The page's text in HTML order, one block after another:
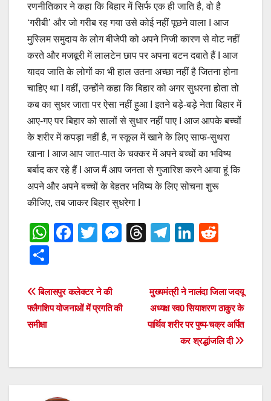
रणनीतिकार ने कहा कि बिहार में सिर्फ एक ही जाति है, वो है
‘गरीबी’ और जो गरीब रह गया उसे कोई नहीं पूछने वाला I आज
मुस्लिम समुदाय के लोग बीजेपी को अपने निजी कारण से वोट नहीं
करते और मजबूरी में लालटेन छाप पर अपना बटन दबाते हैं I आज
यादव जाति के लोगों का भी हाल उतना अच्छा नहीं है जितना होना
चाहिए था I वहीं, उन्होंने कहा कि बिहार को अगर सुधरना होता तो
कब का सुधर जाता पर ऐसा नहीं हुआ I इतने बड़े-बड़े नेता बिहार में
आए-गए पर बिहार को सालों से सुधार नहीं पाए I आज आपके बच्चों
के शरीर में कपड़ा नहीं है, न स्कूल में खाने के लिए साफ-सुथरा
खाना I आज आप जात-पात के चक्कर में अपने बच्चों का भविष्य
बर्बाद कर रहे हैं I आज मैं आप जनता से गुजारिश करने आया हूं कि
अपने और अपने बच्चों के बेहतर भविष्य के लिए सोचना शुरू
कीजिए, तब जाकर बिहार सुधरेगा I
W
s
A
F
e
b
k
T
er
M
n
T
a
d
s
T
gr
a
m
Li
e
dI
n
di
t
ar
e
Post
navigation
मुख्यमंत्री ने नालंदा जिला जदयू
अध्यक्ष स्व0 सियाशरण ठाकुर के
पार्थिव शरीर पर पुष्प-चक्र अर्पित
कर श्रद्धांजलि दी
बिलासपुर कलेक्टर ने की
फ्लैगशिप योजनाओं में प्रगति की
समीक्षा